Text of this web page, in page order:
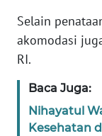
Selain
akomodasi
RI.
Baca Juga:
Nihayatul
Kesehatan
News
Regional
SUMUT
WN